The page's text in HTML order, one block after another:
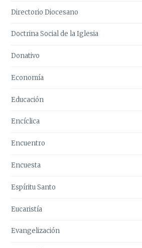
Directorio Diocesano
Doctrina Social de la Iglesia
Donativo
Economía
Educación
Encíclica
Encuentro
Encuesta
Espíritu Santo
Eucaristía
Evangelización